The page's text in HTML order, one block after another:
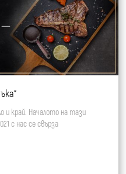
и Ритейл Паркове
и B2B
индустрия
имоти
и край. Началото на тази
с нас се свърза